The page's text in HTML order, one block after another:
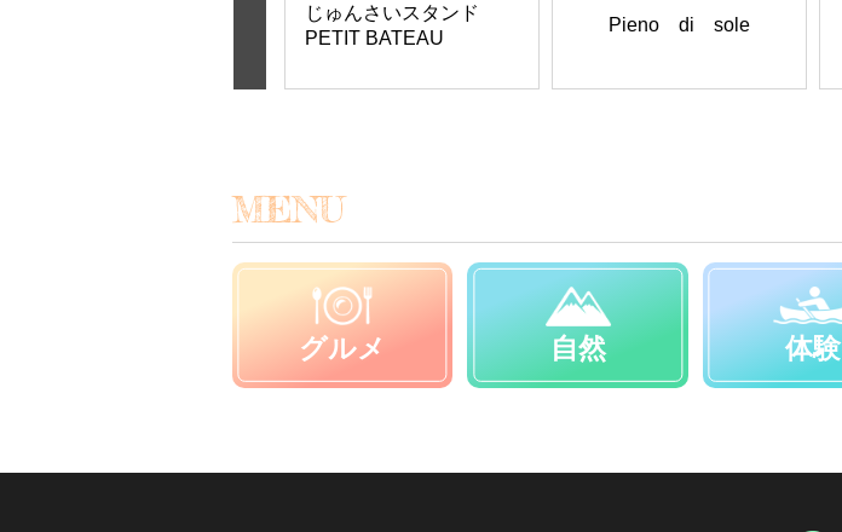
じゅんさいスタンド
PETIT BATEAU
Pieno di sole
MENU
グルメ 自然 体験